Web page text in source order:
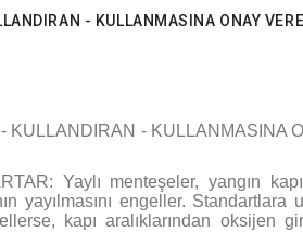
- KULLANMASINA ONAY
KULLANDIRAN - KULLANMASINA
Yaylı menteşeler, yangın
yayılmasını engeller.
kapı aralıklarından oksijen